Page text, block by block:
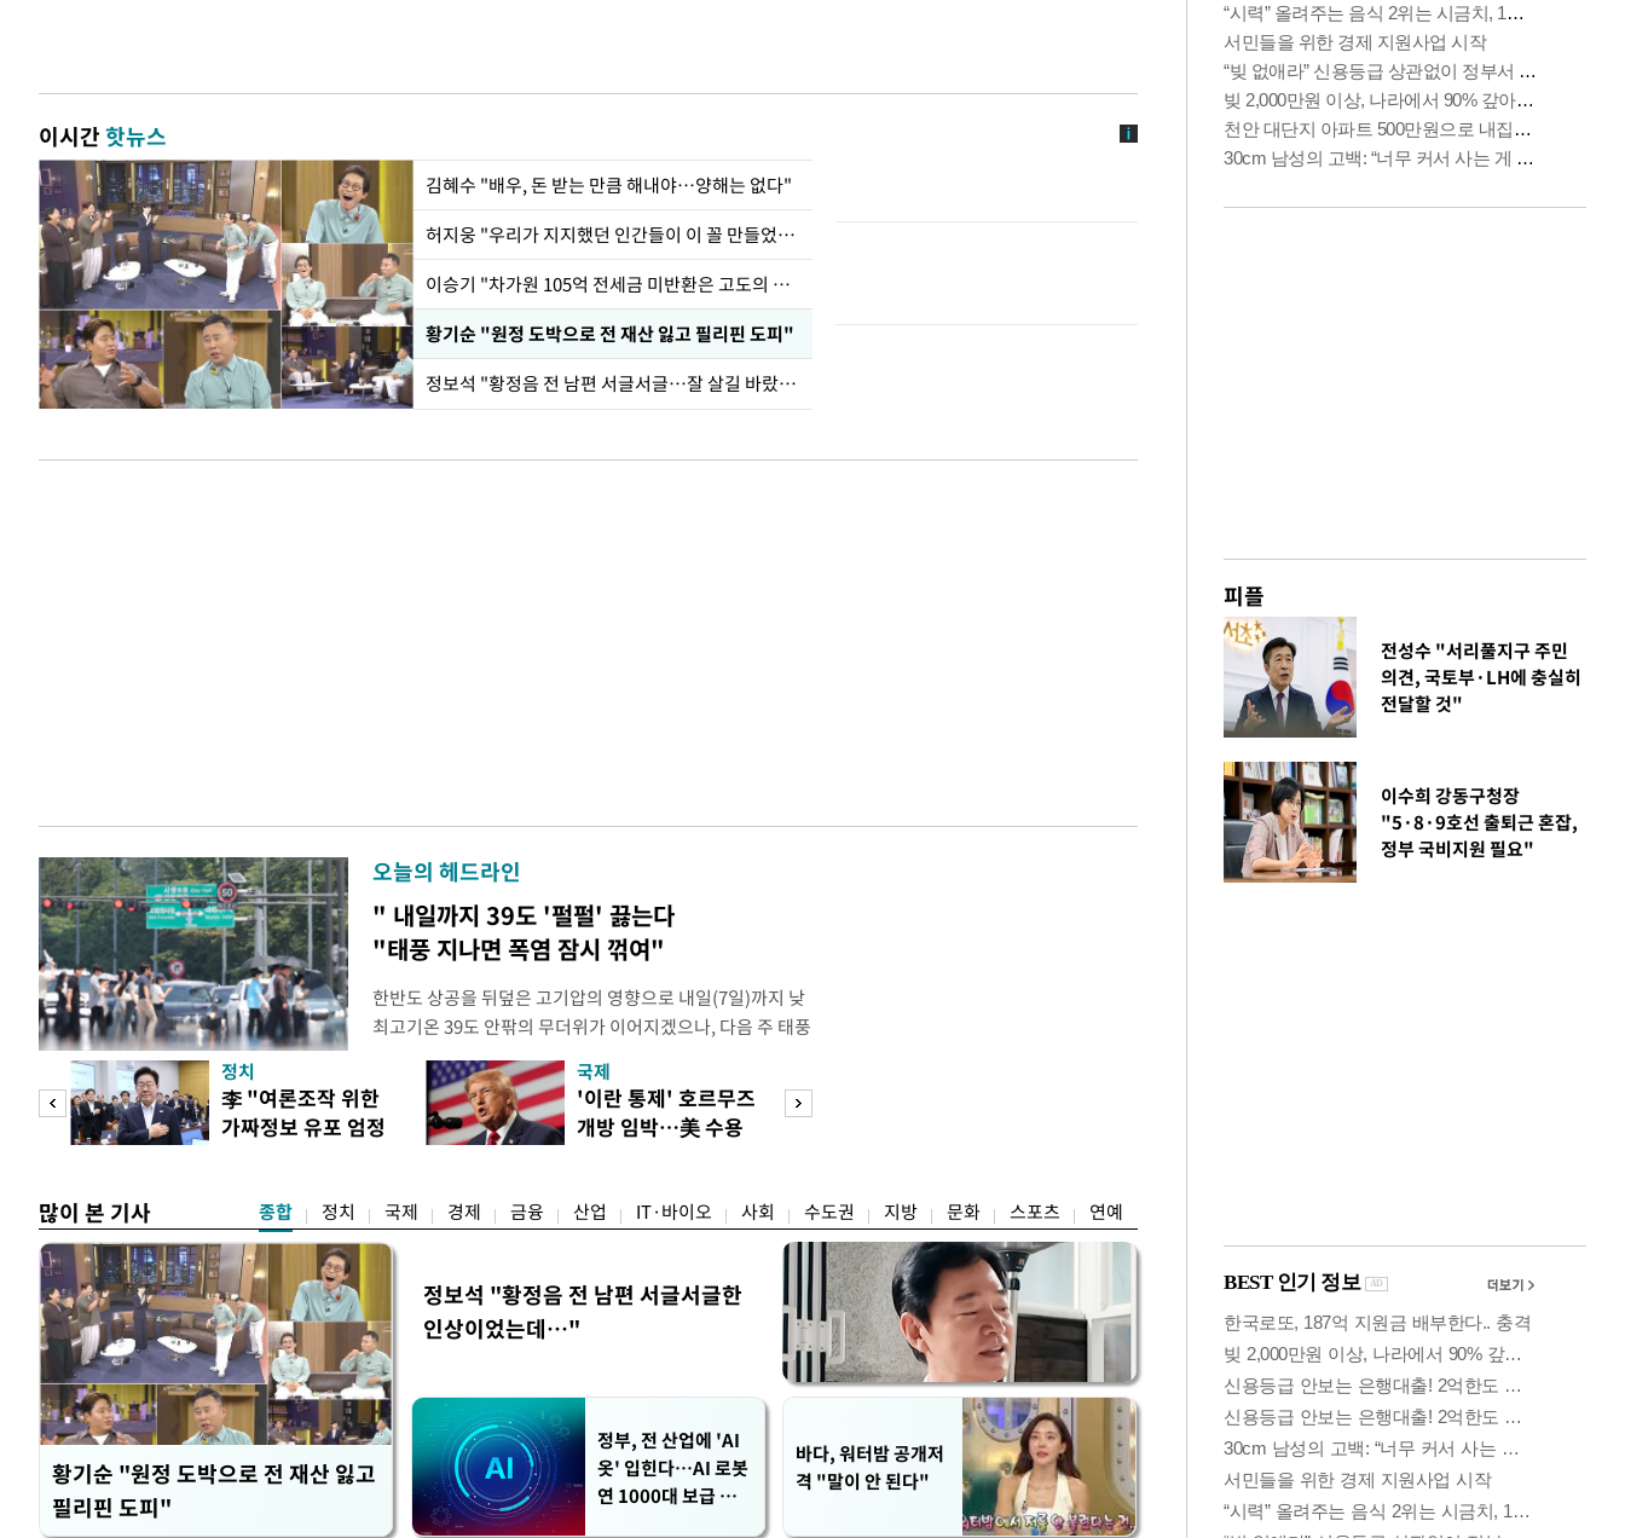
이시간핫뉴스
김혜수 "배우, 돈 받는 만큼 해내야…양해는 없다"
허지웅 "우리가 지지했던 인간들이 이 꼴 만들었다"
이승기 "차가원 105억 전세금 미반환은 고도의 사기"
황기순 "원정 도박으로 전 재산 잃고 필리핀 도피"
정보석 "황정음 전 남편 서글서글…잘 살길 바랐는데"
오늘의 헤드라인
" 내일까지 39도 '펄펄' 끓는다
"태풍 지나면 폭염 잠시 꺾여"
한반도 상공을 뒤덮은 고기압의 영향으로 내일(7일)까지 낮
최고기온 39도 안팎의 무더위가 이어지겠으나, 다음 주 태풍
'돌핀'이 지나며 기압계가 재편되는 과정에서 폭염이 일시적
으로 주춤할 것으로 기상청은 내다봤다. 기상청은 6일 오전
정례 브리핑을 열고 이같이 밝혔다. 이광연 기상청 예보분석
관은 "상층까지 잘 연결된 고기압이 한반도에 자리잡고 있
정치
李 "여론조작 위한
가짜정보 유포 엄정
국제
'이란 통제' 호르무즈
개방 임박…美 수용
많이 본 기사 종합 정치 국제 경제 금융 산업 IT·바이오 사회 수도권 지방 문화 스포츠 연예
황기순 "원정 도박으로 전 재산 잃고
필리핀 도피"
정보석 "황정음 전 남편 서글서글한
인상이었는데…"
정부, 전 산업에 'AI
옷' 입힌다…AI 로봇
연 1000대 보급 추
바다, 워터밤 공개저
격 "말이 안 된다"
피플
전성수 "서리풀지구 주민
의견, 국토부·LH에 충실히
전달할 것"
이수희 강동구청장
"5·8·9호선 출퇴근 혼잡,
정부 국비지원 필요"